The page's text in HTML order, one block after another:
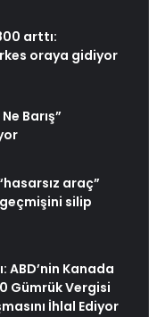
arttı:
oraya gidiyor
Barış”
araç”
silip
ABD’nin Kanada
Gümrük Vergisi
İhlal Ediyor